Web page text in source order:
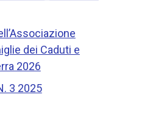
dei Caduti e
2026
3 2025